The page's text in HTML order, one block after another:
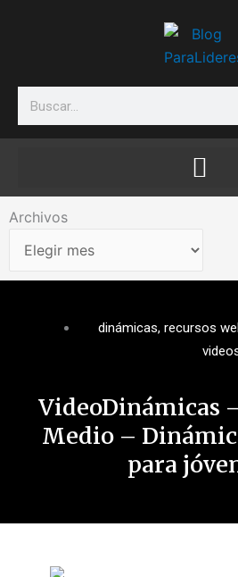
Search
Archivos
Archivos
dinámicas, recursos
VideoDinámicas
Medio –
para